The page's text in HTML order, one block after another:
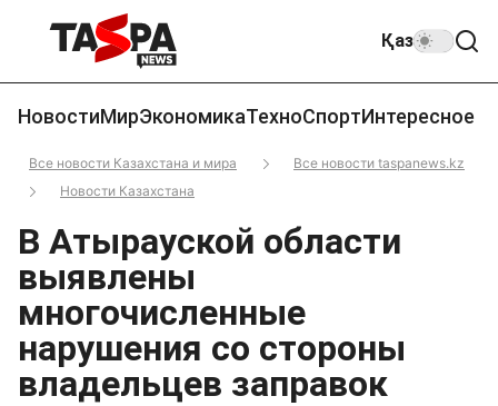
Қаз
НовостиМирЭкономикаТехноСпортИнтересное
Все новости Казахстана и мира
Все новости taspanews.kz
Новости Казахстана
В Атырауской области
выявлены
многочисленные
нарушения со стороны
владельцев заправок